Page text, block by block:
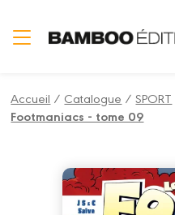
Accueil / Catalogue /SPORT
Footmaniacs - tome 09